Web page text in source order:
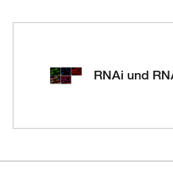
RNAi und